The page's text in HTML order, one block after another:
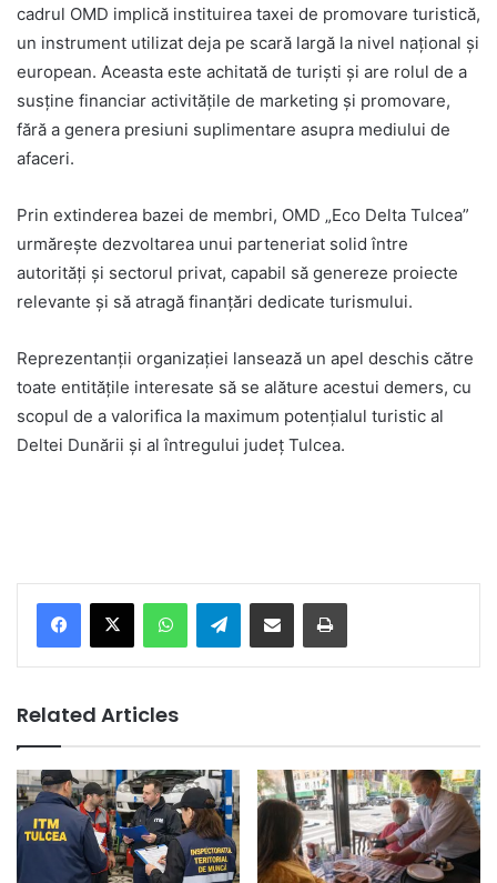
cadrul OMD implică instituirea taxei de promovare turistică,
un instrument utilizat deja pe scară largă la nivel național și
european. Aceasta este achitată de turiști și are rolul de a
susține financiar activitățile de marketing și promovare,
fără a genera presiuni suplimentare asupra mediului de
afaceri.
Prin extinderea bazei de membri, OMD „Eco Delta Tulcea”
urmărește dezvoltarea unui parteneriat solid între
autorități și sectorul privat, capabil să genereze proiecte
relevante și să atragă finanțări dedicate turismului.
Reprezentanții organizației lansează un apel deschis către
toate entitățile interesate să se alăture acestui demers, cu
scopul de a valorifica la maximum potențialul turistic al
Deltei Dunării și al întregului județ Tulcea.
Telegram
Related Articles